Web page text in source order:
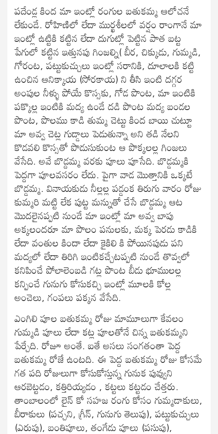
పదేండ్ల కింద మా ఇంట్లో రంగుల బతుకమ్మ ఆలోచనే
లేకుండే. రోహిణిలో లేదా ముర్ఖశీలలో వర్షం రాంగానే మా
ఇంట్లో ఉట్టికి కట్టిన లేదా దుగుట్లో పెట్టిన పాత బట్ట
పేగులో కట్టిన ఇత్తునపు గింజల్ని( బీర, చిక్కుడు, గుమ్మడి,
గోరంట, పట్టుకుచ్చులు ఇంట్లో సరానికి, దూలాలకి కట్టి
ఉంచిన ఆనిక్కాయ (సోరకాయ) ని తీసి ఇంటి దగ్గర
అంపుల నీళ్ళు పోయే కొస్సకు, గోడ పొంట, మా ఇంటికి
పక్కొల్ల ఇంటికి మద్య ఉండే దడి పొంట మద్య బండల
పొంట, పొలము కాడి తుమ్మ చెట్టు కింద బాయి చుట్టూ
మా అవ్వ చెట్ల గుడ్డాలు పెడుతున్నా అని తడి నేలని
కొడవలి కొస్సతో పొడుసుకుంట ఆ పొక్కలల్ల గింజలు
వేసేది. అవే బొడ్దమ్మ వరకు పూలు పూసేది. బొడ్డమ్మకి
పెద్దగా పూలవసరం లేదు. పైగా వాడ మొత్తానికి ఒక్కటే
బొడ్డమ్మ. వినాయకుడు నీల్లల్ల పడ్డంక తిరుగు వారం రోజు
కుమ్మరి మట్టి లేక పుట్ట మన్నుతో చేసే బొడ్దమ్మ ఆట
మొదలైనప్పటి నుండే మా ఇంట్లో మా అవ్వ బాపు
అక్కలందరూ మా పొలం పనులకు, మక్క పెరడు కాడికి
లేదా వంతుల కిందా లేదా కైకిలి కి పోయినపుడు పని
మద్యలో లేదా తిరిగి ఇంటికచ్చేటప్పటి నుండే తొవ్వలో
కనిపించే పోలాలెంబడి గట్ల పొంట బీడు భూములల్ల
కన్పించే గునుగు కోసుకచ్చి ఇంట్లో మూలకి కోల్ల
అంచెలు, గంపలు పక్కన వేసేది.
ఎంగిలి పూల బతుకమ్మ రోజు మామూలుగా కేవలం
గుమ్మడి పూలు లేదా కట్ల పూలతోనే చిన్న బతుకమ్మని
పేర్చేది. రోజూ అంతే. ఐతే అసలు సంగతంతా పెద్ద
బతుకమ్మ రోజే ఉంటది. ఈ పెద్ద బతుకమ్మ రోజు కోసమే
గత పది రోజులుగా కోసుకోస్తున్న గునుక పువ్వుని
ఆరబెట్టడం, కత్తిరియ్యడం , కట్టలు కట్టడం చేత్తరు.
తాంబాలంలో లైన్ కో సహజ రంగు కోసం గుమ్మడాకులు,
బీరాకులు (పచ్చని, గ్రీన్, గునుగు తెలుపు), పట్టుకుచ్చులు
(ఎరుపు), బంతిపూలు, తంగేడు పూలు (పసుపు),